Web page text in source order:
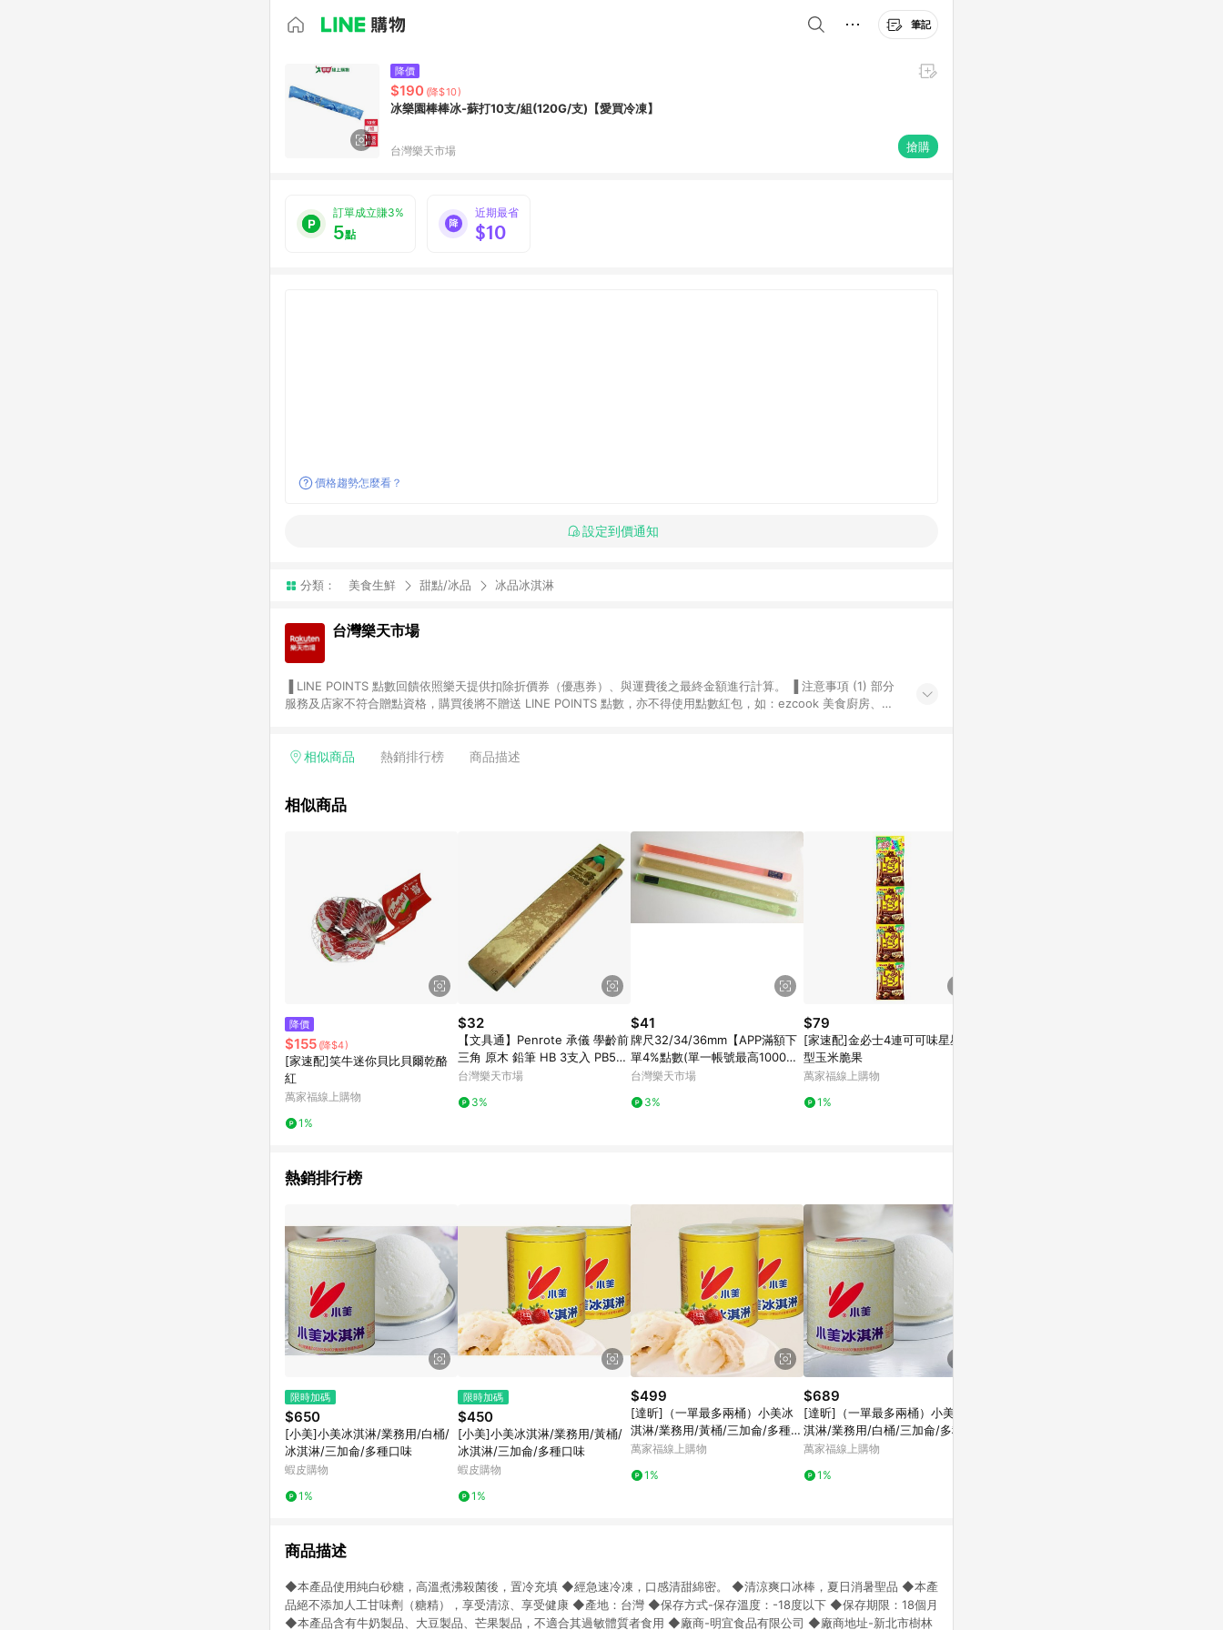
筆記
降價
$190 (降$10)
冰樂園棒棒冰-蘇打10支/組(120G/支)【愛買冷凍】
台灣樂天市場 搶購
訂單成立賺3%
5點
近期最省
$10
價格趨勢怎麼看？
設定到價通知
分類： 美食生鮮 甜點/冰品 冰品冰淇淋
台灣樂天市場
服務及店家不符合贈點資格，購買後將不贈送 LINE POINTS 點數，亦不得使用點數紅包，如：ezcook 美食廚房、樂
享有 LINE POINTS 回饋。 (3) 若購買之訂單（包含預購商品）未符合樂天市場 45 天內完成訂單出貨及結帳，則不符
會有時間差，如顯示之商品規格、顏色、價位、贈品與台灣樂天市場銷售網頁不符，以銷售網頁標示為準。 (6) 導購訂
點數回饋或點數回饋有爭議，台灣樂天市場保有更改條款與法律追訴之權利，活動詳情以樂天市場網站公告為準。
相似商品 熱銷排行榜 商品描述
相似商品
降價
$155 (降$4)
[家速配]笑牛迷你貝比貝爾乾酪
紅
萬家福線上購物
1%
$32
【文具通】Penrote 承儀 學齡前
三角 原木 鉛筆 HB 3支入 PB563
7 A1110605【APP滿額下單10%
31止
台灣樂天市場
3%
$41
牌尺32/34/36mm【APP滿額下
單4%點數(單一帳號最高1000
點)】7/31止
台灣樂天市場
3%
$79
[家速配]金必士4連可可味星星造
型玉米脆果
萬家福線上購物
1%
熱銷排行榜
限時加碼
$650
[小美]小美冰淇淋/業務用/白桶/
冰淇淋/三加侖/多種口味
蝦皮購物
1%
限時加碼
$450
[小美]小美冰淇淋/業務用/黃桶/
冰淇淋/三加侖/多種口味
蝦皮購物
1%
$499
[達昕]（一單最多兩桶）小美冰
淇淋/業務用/黃桶/三加侖/多種口
味/下單請備註口味
萬家福線上購物
1%
$689
[達昕]（一單最多兩桶）小美冰
淇淋/業務用/白桶/三加侖/多種口
味/下單請備註口味
萬家福線上購物
1%
商品描述
◆本產品使用純白砂糖，高溫煮沸殺菌後，置冷充填 ◆經急速冷凍，口感清甜綿密。 ◆清涼爽口冰棒，夏日消暑聖品 ◆本產
品絕不添加人工甘味劑（糖精），享受清涼、享受健康 ◆產地：台灣 ◆保存方式-保存溫度：-18度以下 ◆保存期限：18個月
◆本產品含有牛奶製品、大豆製品、芒果製品，不適合其過敏體質者食用 ◆廠商-明宜食品有限公司 ◆廠商地址-新北市樹林